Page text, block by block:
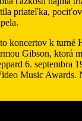
priateľka,
koncertov k turné
Gibson, ktorá
6. septembra
Music Awards.